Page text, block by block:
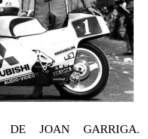
JOAN GARRIGA.